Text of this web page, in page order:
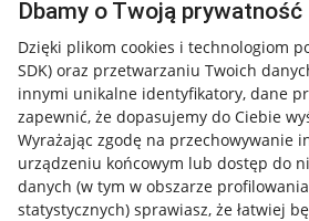
Dbamy o Twoją prywatność
Dzięki plikom cookies i technologiom
SDK) oraz przetwarzaniu Twoich
innymi unikalne identyfikatory, dane
zapewnić, że dopasujemy do Ciebie
Wyrażając zgodę na przechowywanie
urządzeniu końcowym lub dostęp do
danych (w tym w obszarze
statystycznych) sprawiasz, że łatwiej